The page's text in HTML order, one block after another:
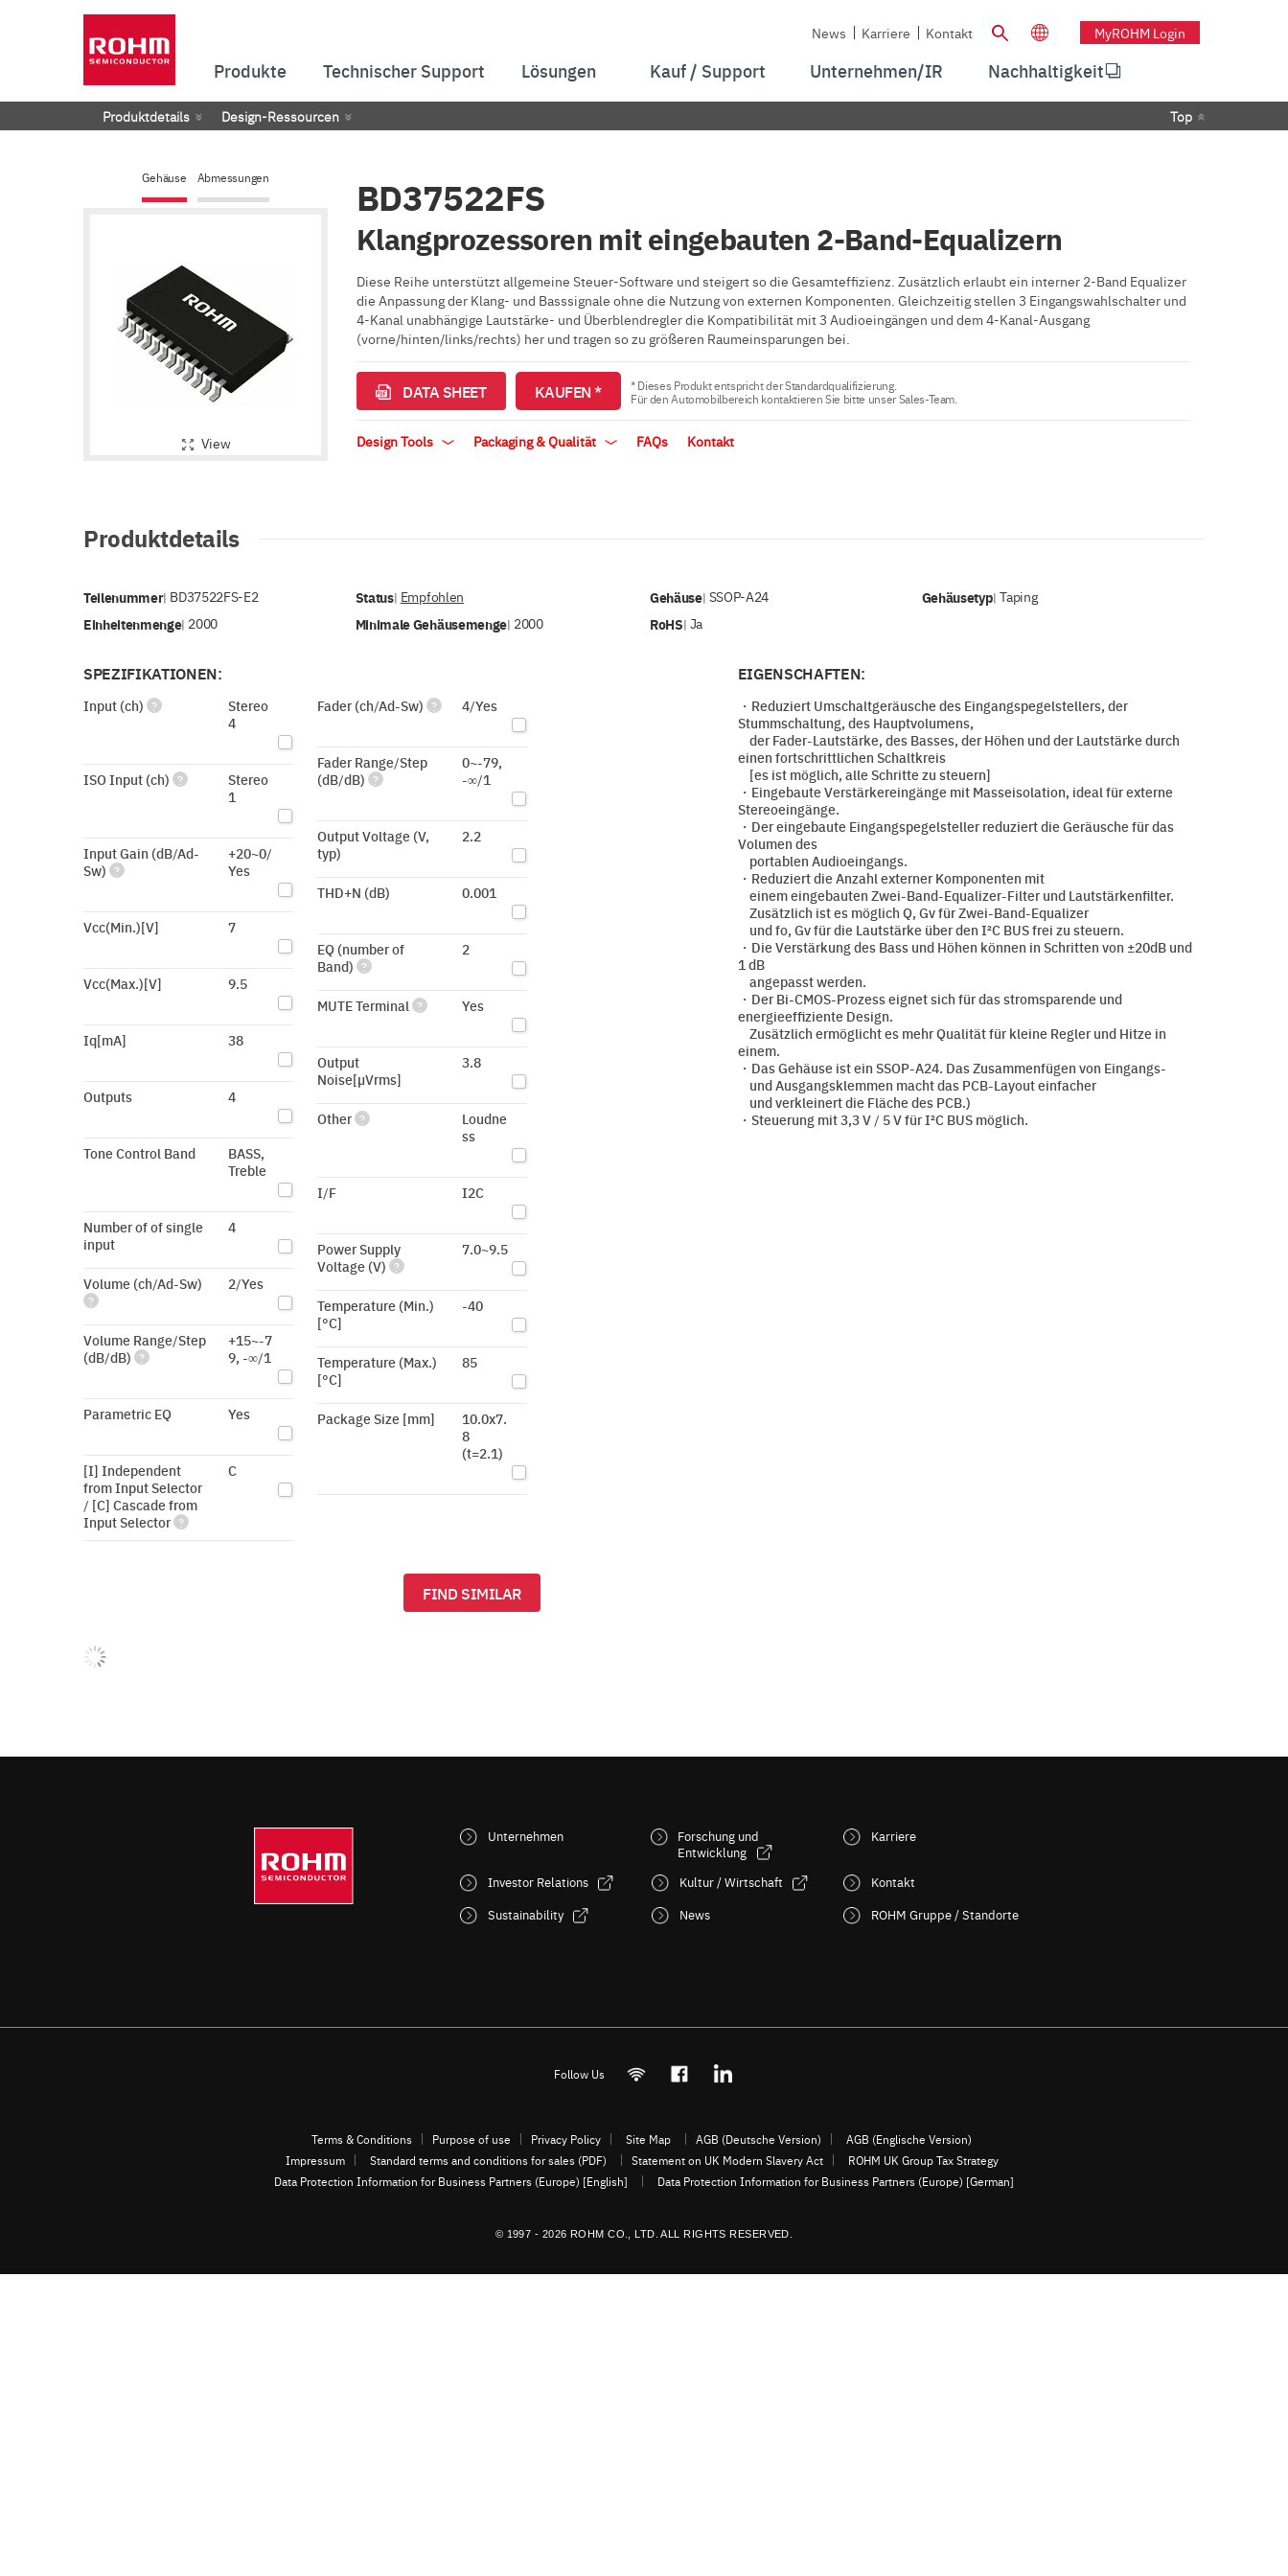
News Karriere Kontakt MyROHM Login
Produkte Technischer Support Lösungen Kauf / Support Unternehmen/IR Nachhaltigkeit
Produktdetails Design-Ressourcen Top
Gehäuse Abmessungen
View
BD37522FS
Klangprozessoren mit eingebauten 2-Band-Equalizern
Diese Reihe unterstützt allgemeine Steuer-Software und steigert so die Gesamteffizienz. Zusätzlich erlaubt ein interner 2-Band Equalizer
die Anpassung der Klang- und Basssignale ohne die Nutzung von externen Komponenten. Gleichzeitig stellen 3 Eingangswahlschalter und
4-Kanal unabhängige Lautstärke- und Überblendregler die Kompatibilität mit 3 Audioeingängen und dem 4-Kanal-Ausgang
(vorne/hinten/links/rechts) her und tragen so zu größeren Raumeinsparungen bei.
DATA SHEET KAUFEN *
* Dieses Produkt entspricht der Standardqualifizierung.
Für den Automobilbereich kontaktieren Sie bitte unser Sales-Team.
Design Tools Packaging & Qualität FAQs Kontakt
Produktdetails
Teilenummer| BD37522FS-E2 Status| Empfohlen Gehäuse| SSOP-A24 Gehäusetyp|Taping
Einheitenmenge| 2000 Minimale Gehäusemenge| 2000 RoHS| Ja
SPEZIFIKATIONEN:
Input (ch) ?
Stereo
4
ISO Input (ch) ?
Stereo
1
Input Gain (dB/Ad-
Sw) ?
+20~0/
Yes
Vcc(Min.)[V] 7
Vcc(Max.)[V] 9.5
Iq[mA] 38
Outputs 4
Tone Control Band
BASS,
Treble
Number of of single
input
4
Volume (ch/Ad-Sw)
?
2/Yes
Volume Range/Step
(dB/dB) ?
+15~-7
9, -∞/1
Parametric EQ Yes
[I] Independent
from Input Selector
/ [C] Cascade from
Input Selector ?
C
Fader (ch/Ad-Sw) ? 4/Yes
Fader Range/Step
(dB/dB) ?
0~-79,
-∞/1
Output Voltage (V,
typ)
2.2
THD+N (dB) 0.001
EQ (number of
Band) ?
2
MUTE Terminal ? Yes
Output
Noise[µVrms]
3.8
Other ?
Loudne
ss
I/F I2C
Power Supply
Voltage (V) ?
7.0~9.5
Temperature (Min.)
[°C]
-40
Temperature (Max.)
[°C]
85
Package Size [mm]
10.0x7.
8
(t=2.1)
FIND SIMILAR
EIGENSCHAFTEN:
・Reduziert Umschaltgeräusche des Eingangspegelstellers, der
Stummschaltung, des Hauptvolumens,
der Fader-Lautstärke, des Basses, der Höhen und der Lautstärke durch
einen fortschrittlichen Schaltkreis
[es ist möglich, alle Schritte zu steuern]
・Eingebaute Verstärkereingänge mit Masseisolation, ideal für externe
Stereoeingänge.
・Der eingebaute Eingangspegelsteller reduziert die Geräusche für das
Volumen des
portablen Audioeingangs.
・Reduziert die Anzahl externer Komponenten mit
einem eingebauten Zwei-Band-Equalizer-Filter und Lautstärkenfilter.
Zusätzlich ist es möglich Q, Gv für Zwei-Band-Equalizer
und fo, Gv für die Lautstärke über den I²C BUS frei zu steuern.
・Die Verstärkung des Bass und Höhen können in Schritten von ±20dB und
1 dB
angepasst werden.
・Der Bi-CMOS-Prozess eignet sich für das stromsparende und
energieeffiziente Design.
Zusätzlich ermöglicht es mehr Qualität für kleine Regler und Hitze in
einem.
・Das Gehäuse ist ein SSOP-A24. Das Zusammenfügen von Eingangs-
und Ausgangsklemmen macht das PCB-Layout einfacher
und verkleinert die Fläche des PCB.)
・Steuerung mit 3,3 V / 5 V für I²C BUS möglich.
Unternehmen
Investor Relations
Sustainability
Forschung und
Entwicklung
Kultur / Wirtschaft
News
Karriere
Kontakt
ROHM Gruppe / Standorte
Follow Us
Terms & Conditions Purpose of use Privacy Policy Site Map AGB (Deutsche Version)
AGB (Englische Version)
Impressum
Standard terms and conditions for sales (PDF) Statement on UK Modern Slavery Act
ROHM UK Group Tax Strategy
Data Protection Information for Business Partners (Europe) [English]
Data Protection Information for Business Partners (Europe) [German]
© 1997 - 2026 ROHM CO., LTD. ALL RIGHTS RESERVED.